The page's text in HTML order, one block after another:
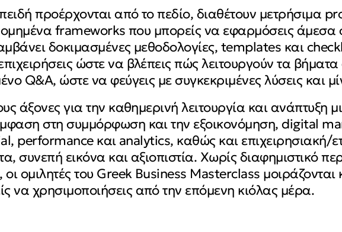
προέρχονται από το πεδίο, διαθέτουν μετρήσιμα
frameworks που μπορείς να εφαρμόσεις άμεσα
δοκιμασμένες μεθοδολογίες, templates και
ώστε να βλέπεις πώς λειτουργούν τα
Q&A, ώστε να φεύγεις με συγκεκριμένες λύσεις και
άξονες για την καθημερινή λειτουργία και ανάπτυξη
στη συμμόρφωση και την εξοικονόμηση, digital
performance και analytics, καθώς και επιχειρησιακή/
συνεπή εικόνα και αξιοπιστία. Χωρίς διαφημιστικό
ομιλητές του Greek Business Masterclass
να χρησιμοποιήσεις από την επόμενη κιόλας μέρα.